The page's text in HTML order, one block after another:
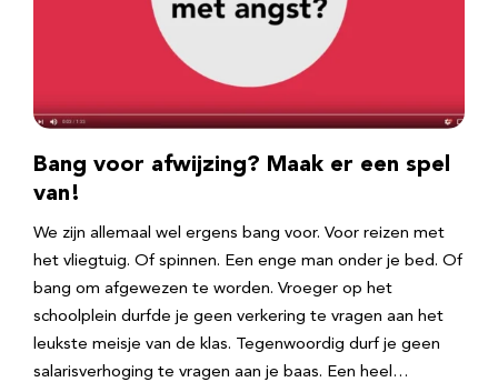
Bang voor afwijzing? Maak er een spel
van!
We zijn allemaal wel ergens bang voor. Voor reizen met
het vliegtuig. Of spinnen. Een enge man onder je bed. Of
bang om afgewezen te worden. Vroeger op het
schoolplein durfde je geen verkering te vragen aan het
leukste meisje van de klas. Tegenwoordig durf je geen
salarisverhoging te vragen aan je baas. Een heel…